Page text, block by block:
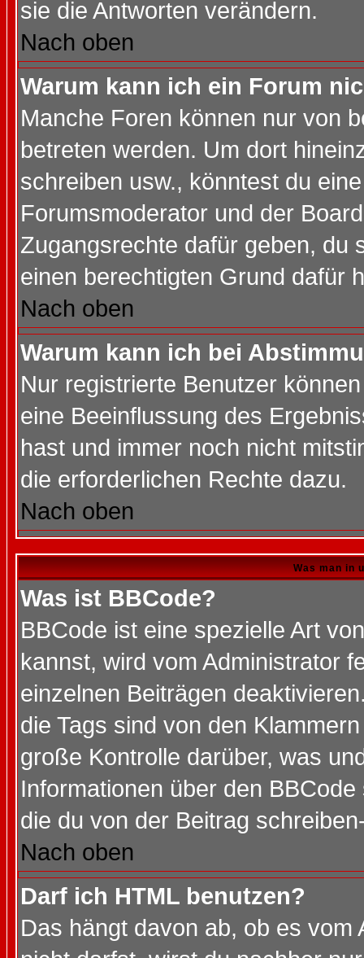
sie die Antworten verändern.
Nach oben
Warum kann ich ein Forum
Manche Foren können nur von
betreten werden. Um dort
schreiben usw., könntest du
Forumsmoderator und der
Zugangsrechte dafür geben, du
einen berechtigten Grund dafür
Nach oben
Warum kann ich bei
Nur registrierte Benutzer
eine Beeinflussung des
hast und immer noch nicht
die erforderlichen Rechte dazu.
Nach oben
Was man in
Was ist BBCode?
BBCode ist eine spezielle Art
kannst, wird vom Administrator
einzelnen Beiträgen
die Tags sind von den
große Kontrolle darüber, was
Informationen über den
die du von der Beitrag
Nach oben
Darf ich HTML benutzen?
Das hängt davon ab, ob es